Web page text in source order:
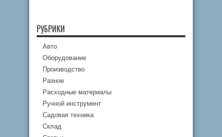
РУБРИКИ
Авто
Оборудование
Производство
Разное
Расходные материалы
Ручной инструмент
Садовая техника
Склад